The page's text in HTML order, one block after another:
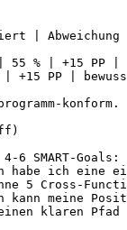
|
% | +15 PP |
PP |
konform.
SMART-Goals:
habe ich eine
5 Cross-
meine
klaren